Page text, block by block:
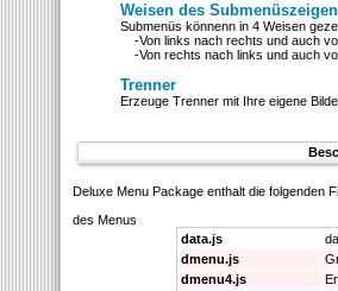
Weisen des
Submenüs könnenn in 4 Weisen
-Von links nach rechts und auch
-Von rechts nach links und auch
Trenner
Erzeuge Trenner mit Ihre eigene
Deluxe Menu Package enthalt die folgenden
des Menus
data.js
dmenu.js
dmenu4.js